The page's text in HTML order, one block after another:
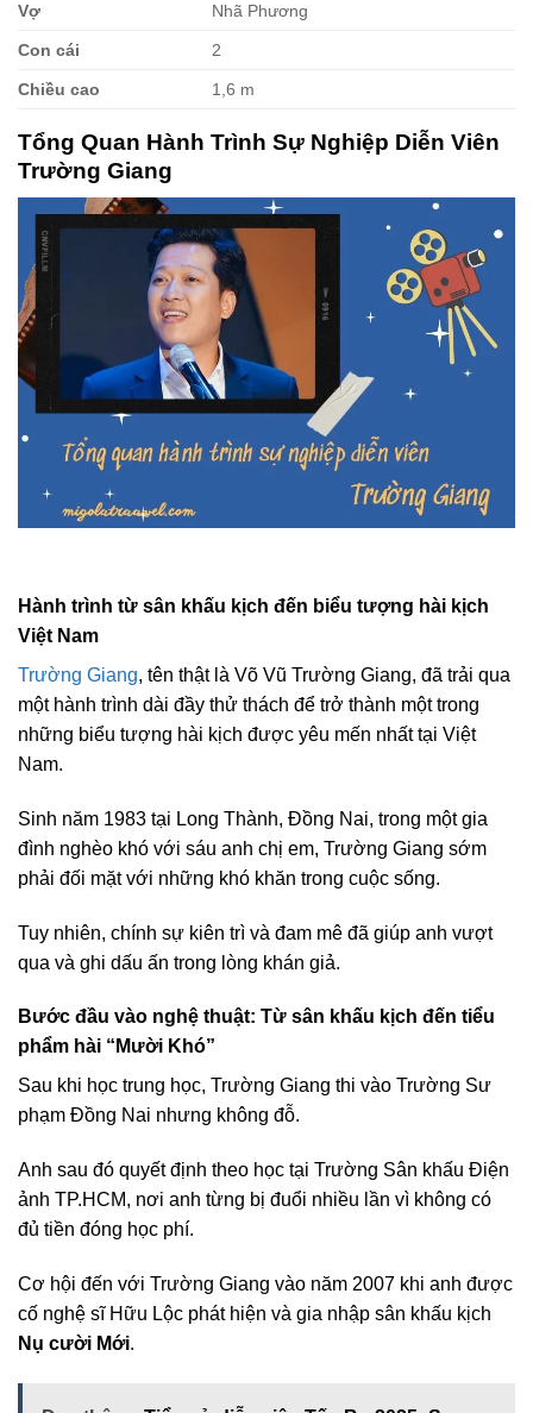
Vợ Nhã Phương
Con cái 2
Chiều cao 1,6 m
Tổng Quan Hành Trình Sự Nghiệp Diễn Viên
Trường Giang
Hành trình từ sân khấu kịch đến biểu tượng hài kịch
Việt Nam
Trường Giang, tên thật là Võ Vũ Trường Giang, đã trải qua
một hành trình dài đầy thử thách để trở thành một trong
những biểu tượng hài kịch được yêu mến nhất tại Việt
Nam.
Sinh năm 1983 tại Long Thành, Đồng Nai, trong một gia
đình nghèo khó với sáu anh chị em, Trường Giang sớm
phải đối mặt với những khó khăn trong cuộc sống.
Tuy nhiên, chính sự kiên trì và đam mê đã giúp anh vượt
qua và ghi dấu ấn trong lòng khán giả.
Bước đầu vào nghệ thuật: Từ sân khấu kịch đến tiểu
phẩm hài “Mười Khó”
Sau khi học trung học, Trường Giang thi vào Trường Sư
phạm Đồng Nai nhưng không đỗ.
Anh sau đó quyết định theo học tại Trường Sân khấu Điện
ảnh TP.HCM, nơi anh từng bị đuổi nhiều lần vì không có
đủ tiền đóng học phí.
Cơ hội đến với Trường Giang vào năm 2007 khi anh được
cố nghệ sĩ Hữu Lộc phát hiện và gia nhập sân khấu kịch
Nụ cười Mới.